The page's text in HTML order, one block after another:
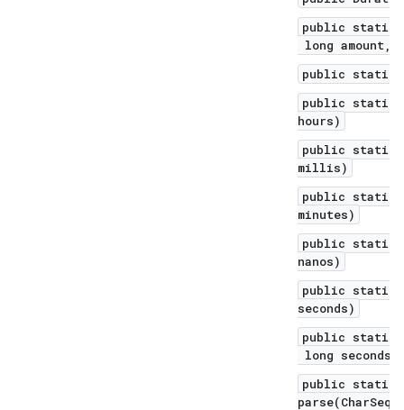
public static
long amount,
public static
public static
hours)
public static
millis)
public static
minutes)
public static
nanos)
public static
seconds)
public static
long seconds,
public static